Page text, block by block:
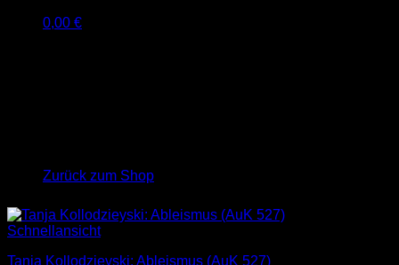
0,00 €
Zurück zum Shop
Schnellansicht
Tanja Kollodzieyski: Ableismus (AuK 527)